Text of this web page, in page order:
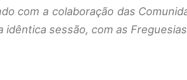
com a colaboração das
idêntica sessão, com as